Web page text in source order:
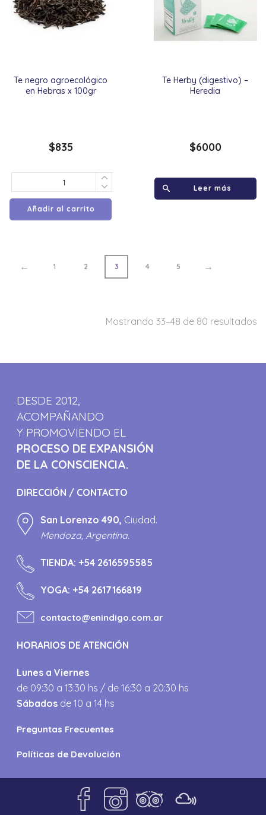
Te negro agroecológico
en Hebras x 100gr
$835
Añadir al carrito
Te Herby (digestivo) –
Heredia
$6000
Leer más
← 1 2 3 4 5 →
Mostrando 33–48 de 80 resultados
DESDE 2012,
ACOMPAÑANDO
Y PROMOVIENDO EL
PROCESO DE EXPANSIÓN
DE LA CONSCIENCIA.
DIRECCIÓN / CONTACTO
San Lorenzo 490, Ciudad.
Mendoza, Argentina.
TIENDA:+54 2616595585
YOGA:+54 2617166819
contacto@enindigo.com.ar
HORARIOS DE ATENCIÓN
Lunes a Viernes
de 09:30 a 13:30 hs / de 16:30 a 20:30 hs
Sábados de 10 a 14 hs
Preguntas Frecuentes
Políticas de Devolución